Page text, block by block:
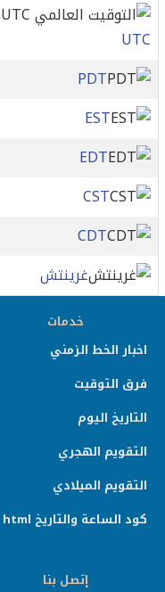
UTC
PDT
EST
EDT
CST
CDT
غرينتش
خدمات
اخبار الخط الزمني
فرق التوقيت
التاريخ اليوم
التقويم الهجري
التقويم الميلادي
كود الساعة والتاريخ html
إتصل بنا